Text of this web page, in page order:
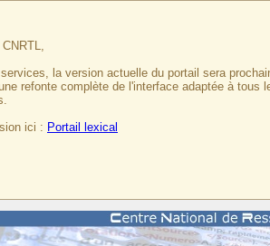
la version actuelle du portail sera
refonte complète de l'interface adaptée à
ici : Portail lexical